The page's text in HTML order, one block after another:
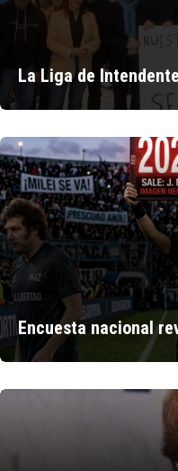
La Liga de
Encuesta nacional